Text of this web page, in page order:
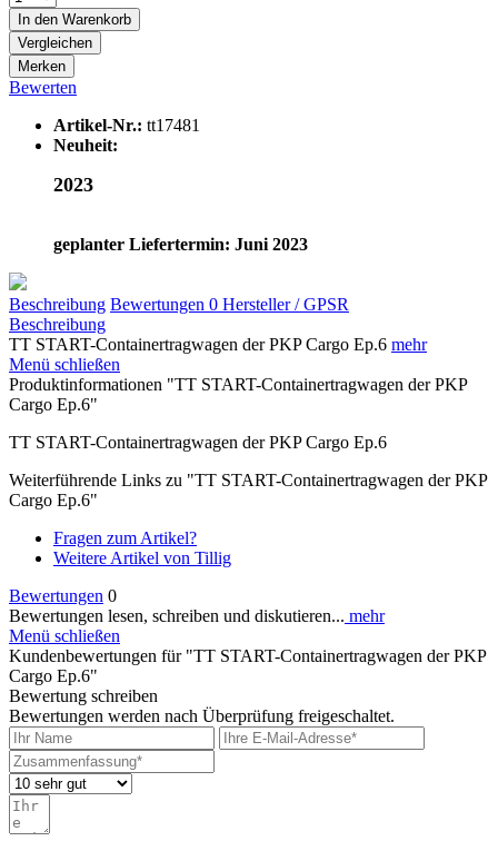
In den Warenkorb
Vergleichen
Merken
Bewerten
Artikel-Nr.: tt17481
Neuheit:
2023
geplanter Liefertermin: Juni 2023
Beschreibung Bewertungen 0 Hersteller / GPSR
Beschreibung
TT START-Containertragwagen der PKP Cargo Ep.6 mehr
Menü schließen
Produktinformationen "TT START-Containertragwagen der PKP
Cargo Ep.6"
TT START-Containertragwagen der PKP Cargo Ep.6
Weiterführende Links zu "TT START-Containertragwagen der PKP
Cargo Ep.6"
Fragen zum Artikel?
Weitere Artikel von Tillig
Bewertungen 0
Bewertungen lesen, schreiben und diskutieren... mehr
Menü schließen
Kundenbewertungen für "TT START-Containertragwagen der PKP
Cargo Ep.6"
Bewertung schreiben
Bewertungen werden nach Überprüfung freigeschaltet.